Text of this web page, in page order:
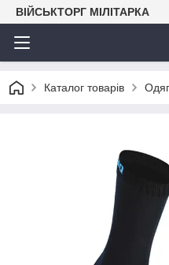
ВІЙСЬКТОРГ МІЛІТАРКА
Каталог товарів Одяг